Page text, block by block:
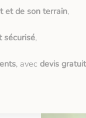
et de son terrain,
sécurisé,
, avec devis gratuit